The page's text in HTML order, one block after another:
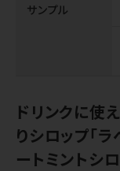
サンプル
ドリンクに使
りシロップ「
ートミントシロ